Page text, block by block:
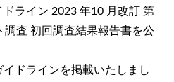
ドライン 2023 年10 月改訂 第
調査 初回調査結果報告書を公
イドラインを掲載いたしまし